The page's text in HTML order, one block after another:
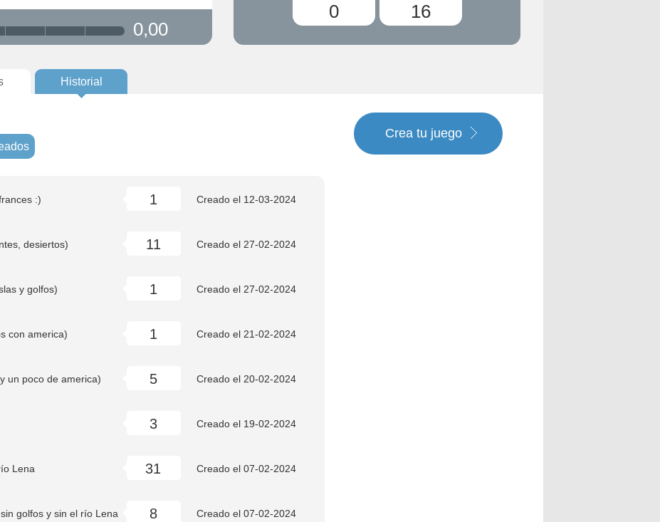
0,00
0 16
Historial
Crea tu juego
:) 1 Creado el 12-03-2024
desiertos) 11 Creado el 27-02-2024
y golfos) 1 Creado el 27-02-2024
con america) 1 Creado el 21-02-2024
un poco de america) 5 Creado el 20-02-2024
3 Creado el 19-02-2024
Lena 31 Creado el 07-02-2024
golfos y sin el río Lena 8 Creado el 07-02-2024